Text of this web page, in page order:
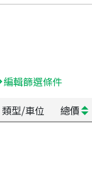
編輯篩選條件
類型/車位 總價